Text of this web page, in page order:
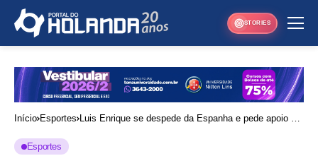
STORIES
Início Esportes Luis Enrique se despede da Espanha e pede apoio ao
Esportes